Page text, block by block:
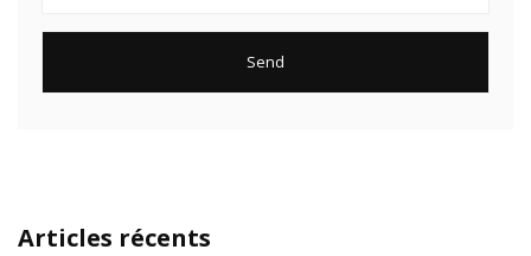
Articles récents